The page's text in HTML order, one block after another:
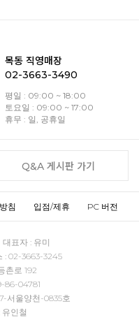
목동 직영매장
02-3663-3490
평일 : 09:00 ~ 18:00
토요일 : 09:00 ~ 17:00
휴무 : 일, 공휴일
Q&A 게시판 가기
침 입점/제휴 PC 버전
표자 : 유미
: 02-3663-3245
촌로 192
86-04781
서울양천-0835호
인철